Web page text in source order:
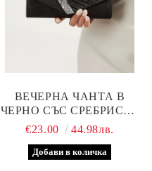
ВЕЧЕРНА ЧАНТА В
ЧЕРНО СЪС СРЕБРИСТА
ЛЕНТА
€23.00 44.98лв.